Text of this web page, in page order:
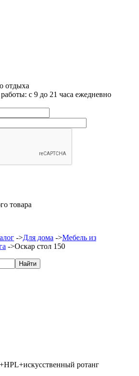
отдыха
с 9 до 21 часа ежедневно
товара
->Для дома ->Мебель из
->Оскар стол 150
ротанг